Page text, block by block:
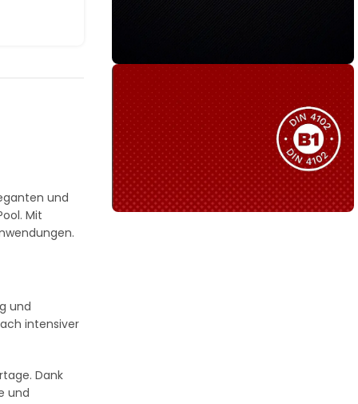
und
Mit
und
intensiver
Dank
und
Sie haben nicht das passende
Produkt gefunden?
Wir helfen Ihnen gerne weiter!